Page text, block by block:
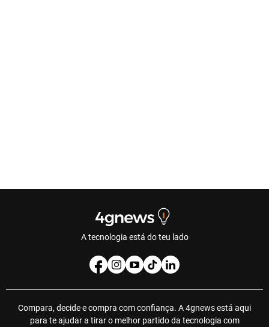
A tecnologia está do teu lado
Compara, decide e compra com confiança. A 4gnews está aqui
para te ajudar a tirar o melhor partido da tecnologia com